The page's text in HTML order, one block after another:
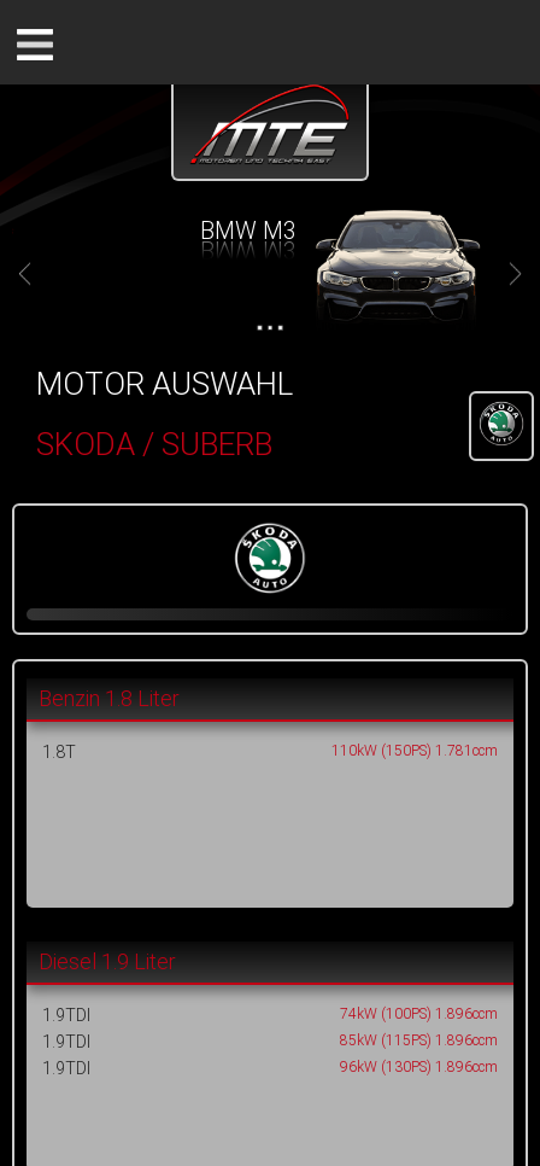
BMW M3
MOTOR AUSWAHL
SKODA / SUBERB
Benzin 1.8 Liter
1.8T 110kW (150PS) 1.781ccm
Diesel 1.9 Liter
1.9TDI 74kW (100PS) 1.896ccm
1.9TDI 85kW (115PS) 1.896ccm
1.9TDI 96kW (130PS) 1.896ccm